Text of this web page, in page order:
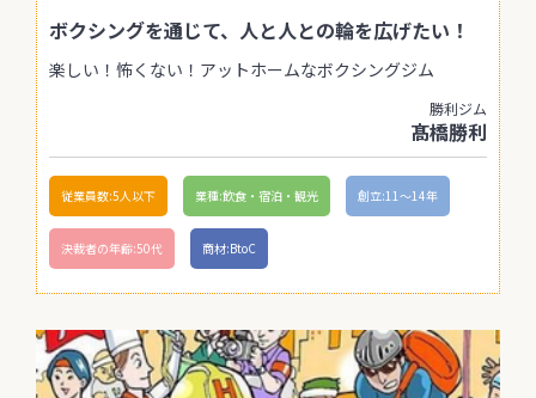
ボクシングを通じて、人と人との輪を広げたい！
楽しい！怖くない！アットホームなボクシングジム
勝利ジム
髙橋勝利
従業員数:5人以下 業種:飲食・宿泊・観光 創立:11〜14年
決裁者の年齢:50代 商材:BtoC